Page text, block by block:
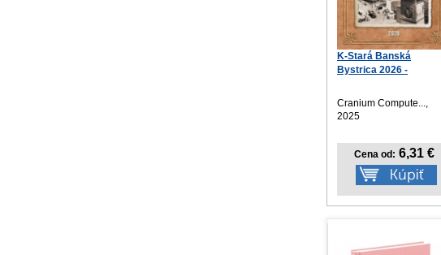
K-Stará Banská
Bystrica 2026 -
Cranium Compute...,
2025
Cena od: 6,31 €